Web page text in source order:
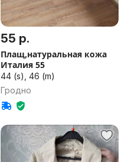
55 р.
Плащ,натуральная кожа
Италия 55
44 (s), 46 (m)
Гродно